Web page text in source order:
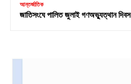
আন্তর্জাতিক
জাতিসংঘে পালিত জুলাই গণঅভ্যুত্থান দিবস